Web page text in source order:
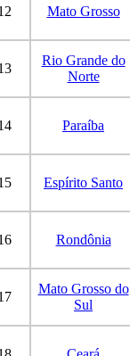
Mato Grosso
Rio Grande do
Norte
Paraíba
Espírito Santo
Rondônia
Mato Grosso do
Sul